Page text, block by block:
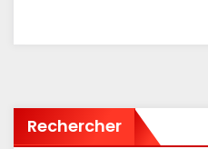
Rechercher